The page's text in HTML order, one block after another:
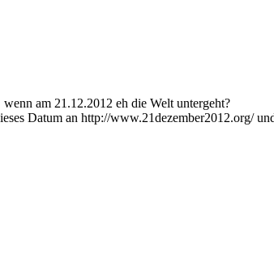
am 21.12.2012 eh die Welt untergeht?
Datum an http://www.21dezember2012.org/